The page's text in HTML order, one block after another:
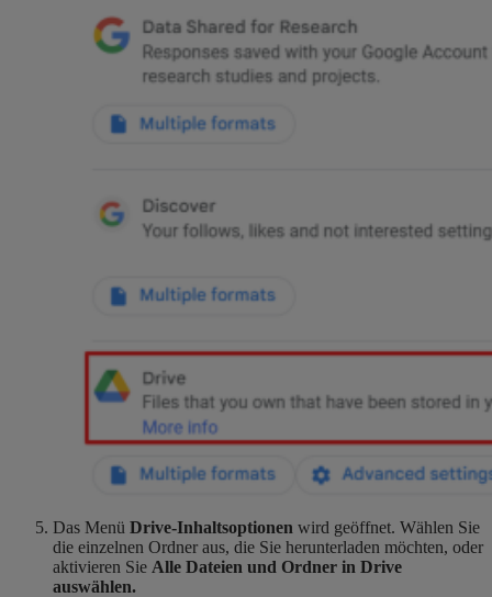
Das Menü Drive-Inhaltsoptionen wird geöffnet. Wählen Sie
die einzelnen Ordner aus, die Sie herunterladen möchten, oder
aktivieren Sie Alle Dateien und Ordner in Drive
auswählen.